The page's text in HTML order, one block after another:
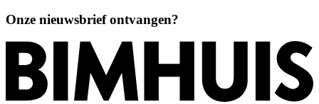
Onze nieuwsbrief ontvangen?